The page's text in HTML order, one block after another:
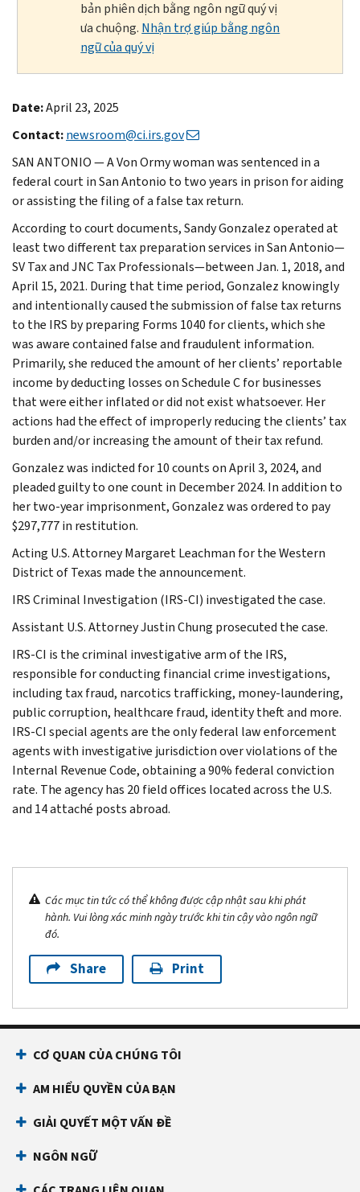
bản phiên dịch bằng ngôn ngữ quý vị
ưa chuộng. Nhận trợ giúp bằng ngôn
ngữ của quý vị
Date:April 23, 2025
Contact:newsroom@ci.irs.gov
SAN ANTONIO — A Von Ormy woman was sentenced in a
federal court in San Antonio to two years in prison for aiding
or assisting the filing of a false tax return.
According to court documents, Sandy Gonzalez operated at
least two different tax preparation services in San Antonio—
SV Tax and JNC Tax Professionals—between Jan. 1, 2018, and
April 15, 2021. During that time period, Gonzalez knowingly
and intentionally caused the submission of false tax returns
to the IRS by preparing Forms 1040 for clients, which she
was aware contained false and fraudulent information.
Primarily, she reduced the amount of her clients’ reportable
income by deducting losses on Schedule C for businesses
that were either inflated or did not exist whatsoever. Her
actions had the effect of improperly reducing the clients’ tax
burden and/or increasing the amount of their tax refund.
Gonzalez was indicted for 10 counts on April 3, 2024, and
pleaded guilty to one count in December 2024. In addition to
her two-year imprisonment, Gonzalez was ordered to pay
$297,777 in restitution.
Acting U.S. Attorney Margaret Leachman for the Western
District of Texas made the announcement.
IRS Criminal Investigation (IRS-CI) investigated the case.
Assistant U.S. Attorney Justin Chung prosecuted the case.
IRS-CI is the criminal investigative arm of the IRS,
responsible for conducting financial crime investigations,
including tax fraud, narcotics trafficking, money-laundering,
public corruption, healthcare fraud, identity theft and more.
IRS-CI special agents are the only federal law enforcement
agents with investigative jurisdiction over violations of the
Internal Revenue Code, obtaining a 90% federal conviction
rate. The agency has 20 field offices located across the U.S.
and 14 attaché posts abroad.
Các mục tin tức có thể không được cập nhật sau khi phát
hành. Vui lòng xác minh ngày trước khi tin cậy vào ngôn ngữ
đó.
Share Print
CƠ QUAN CỦA CHÚNG TÔI
AM HIỂU QUYỀN CỦA BẠN
GIẢI QUYẾT MỘT VẤN ĐỀ
NGÔN NGỮ